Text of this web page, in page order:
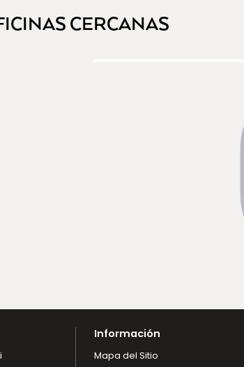
CERCANAS
Información
Mapa del Sitio